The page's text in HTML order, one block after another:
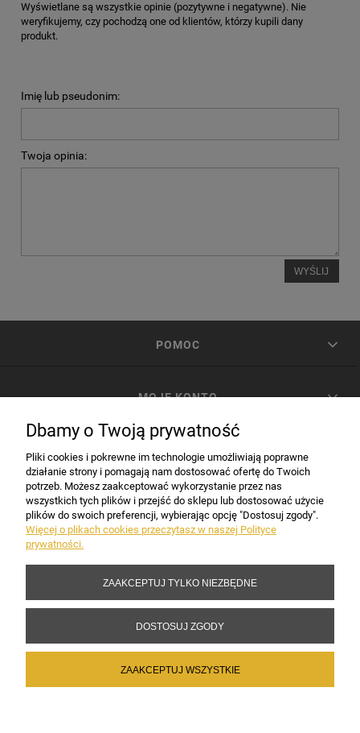
Wyświetlane są wszystkie opinie (pozytywne i negatywne). Nie
weryfikujemy, czy pochodzą one od klientów, którzy kupili dany
produkt.
Imię lub pseudonim:
Twoja opinia:
WYŚLIJ
POMOC
MOJE KONTO
INFORMACJE
Copyright 2017-2026 Sakramento.pl
Dbamy o Twoją prywatność
Pliki cookies i pokrewne im technologie umożliwiają poprawne
działanie strony i pomagają nam dostosować ofertę do Twoich
potrzeb. Możesz zaakceptować wykorzystanie przez nas
wszystkich tych plików i przejść do sklepu lub dostosować użycie
plików do swoich preferencji, wybierając opcję "Dostosuj zgody".
Więcej o plikach cookies przeczytasz w naszej Polityce
prywatności.
ZAAKCEPTUJ TYLKO NIEZBĘDNE
DOSTOSUJ ZGODY
ZAAKCEPTUJ WSZYSTKIE